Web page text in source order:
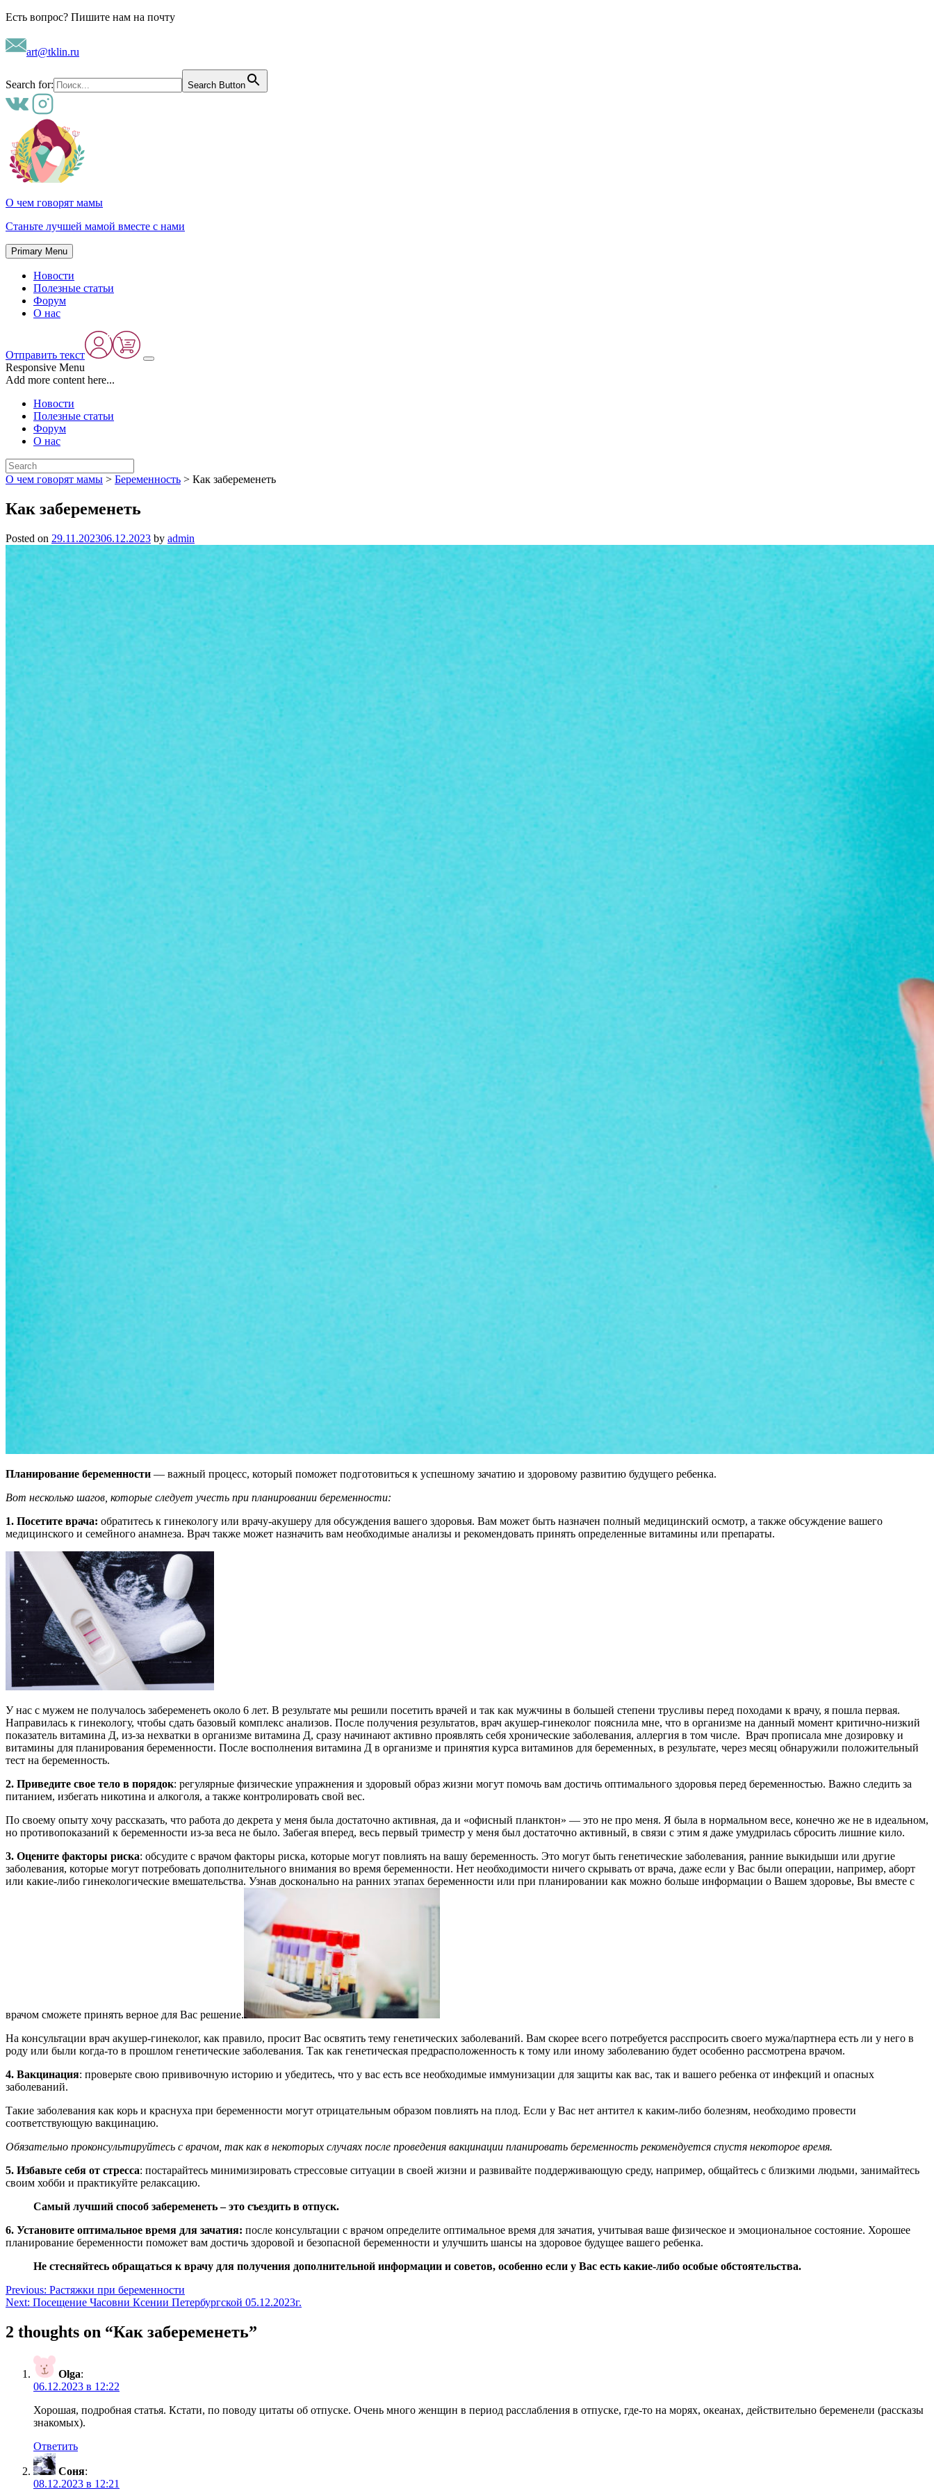
Skip
content
Есть вопрос? Пишите нам на почту
art@tklin.ru
Search for: Search Button
О чем говорят мамы
Станьте лучшей мамой вместе с нами
Primary Menu
Новости
Полезные статьи
Форум
О нас
Отправить текст
Responsive Menu
Add more content here...
Новости
Полезные статьи
Форум
О нас
О чем говорят мамы > Беременность > Как забеременеть
Как забеременеть
Posted on 29.11.202306.12.2023 by admin
Планирование беременности — важный процесс, который поможет подготовиться к успешному зачатию и здоровому развитию будущего ребенка.
Вот несколько шагов, которые следует учесть при планировании беременности:
1. Посетите врача: обратитесь к гинекологу или врачу-акушеру для обсуждения вашего здоровья. Вам может быть назначен полный медицинский осмотр, а также обсуждение вашего
медицинского и семейного анамнеза. Врач также может назначить вам необходимые анализы и рекомендовать принять определенные витамины или препараты.
У нас с мужем не получалось забеременеть около 6 лет. В результате мы решили посетить врачей и так как мужчины в большей степени трусливы перед походами к врачу, я пошла первая.
Направилась к гинекологу, чтобы сдать базовый комплекс анализов. После получения результатов, врач акушер-гинеколог пояснила мне, что в организме на данный момент критично-низкий
показатель витамина Д, из-за нехватки в организме витамина Д, сразу начинают активно проявлять себя хронические заболевания, аллергия в том числе. Врач прописала мне дозировку и
витамины для планирования беременности. После восполнения витамина Д в организме и принятия курса витаминов для беременных, в результате, через месяц обнаружили положительный
тест на беременность.
2. Приведите свое тело в порядок: регулярные физические упражнения и здоровый образ жизни могут помочь вам достичь оптимального здоровья перед беременностью. Важно следить за
питанием, избегать никотина и алкоголя, а также контролировать свой вес.
По своему опыту хочу рассказать, что работа до декрета у меня была достаточно активная, да и «офисный планктон» — это не про меня. Я была в нормальном весе, конечно же не в идеальном,
но противопоказаний к беременности из-за веса не было. Забегая вперед, весь первый триместр у меня был достаточно активный, в связи с этим я даже умудрилась сбросить лишние кило.
3. Оцените факторы риска: обсудите с врачом факторы риска, которые могут повлиять на вашу беременность. Это могут быть генетические заболевания, ранние выкидыши или другие
заболевания, которые могут потребовать дополнительного внимания во время беременности. Нет необходимости ничего скрывать от врача, даже если у Вас были операции, например, аборт
или какие-либо гинекологические вмешательства. Узнав досконально на ранних этапах беременности или при планировании как можно больше информации о Вашем здоровье, Вы вместе с
врачом сможете принять верное для Вас решение.
На консультации врач акушер-гинеколог, как правило, просит Вас освятить тему генетических заболеваний. Вам скорее всего потребуется расспросить своего мужа/партнера есть ли у него в
роду или были когда-то в прошлом генетические заболевания. Так как генетическая предрасположенность к тому или иному заболеванию будет особенно рассмотрена врачом.
4. Вакцинация: проверьте свою прививочную историю и убедитесь, что у вас есть все необходимые иммунизации для защиты как вас, так и вашего ребенка от инфекций и опасных
заболеваний.
Такие заболевания как корь и краснуха при беременности могут отрицательным образом повлиять на плод. Если у Вас нет антител к каким-либо болезням, необходимо провести
соответствующую вакцинацию.
Обязательно проконсультируйтесь с врачом, так как в некоторых случаях после проведения вакцинации планировать беременность рекомендуется спустя некоторое время.
5. Избавьте себя от стресса: постарайтесь минимизировать стрессовые ситуации в своей жизни и развивайте поддерживающую среду, например, общайтесь с близкими людьми, занимайтесь
своим хобби и практикуйте релаксацию.
Самый лучший способ забеременеть – это съездить в отпуск.
6. Установите оптимальное время для зачатия: после консультации с врачом определите оптимальное время для зачатия, учитывая ваше физическое и эмоциональное состояние. Хорошее
планирование беременности поможет вам достичь здоровой и безопасной беременности и улучшить шансы на здоровое будущее вашего ребенка.
Не стесняйтесь обращаться к врачу для получения дополнительной информации и советов, особенно если у Вас есть какие-либо особые обстоятельства.
Навигация
по
записям
Previous: Растяжки при беременности
Next: Посещение Часовни Ксении Петербургской 05.12.2023г.
2 thoughts on “Как забеременеть”
Olga:
06.12.2023 в 12:22
Хорошая, подробная статья. Кстати, по поводу цитаты об отпуске. Очень много женщин в период расслабления в отпуске, где-то на морях, океанах, действительно беременели (рассказы
знакомых).
Ответить
Соня:
08.12.2023 в 12:21